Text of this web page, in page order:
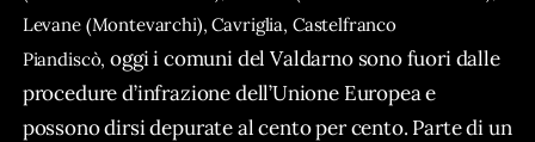
Levane (Montevarchi), Cavriglia, Castelfranco
Piandiscò,oggi i comuni del Valdarno sono fuori dalle
procedure d’infrazione dell’Unione Europea e
possono dirsi depurate al cento per cento. Parte di un